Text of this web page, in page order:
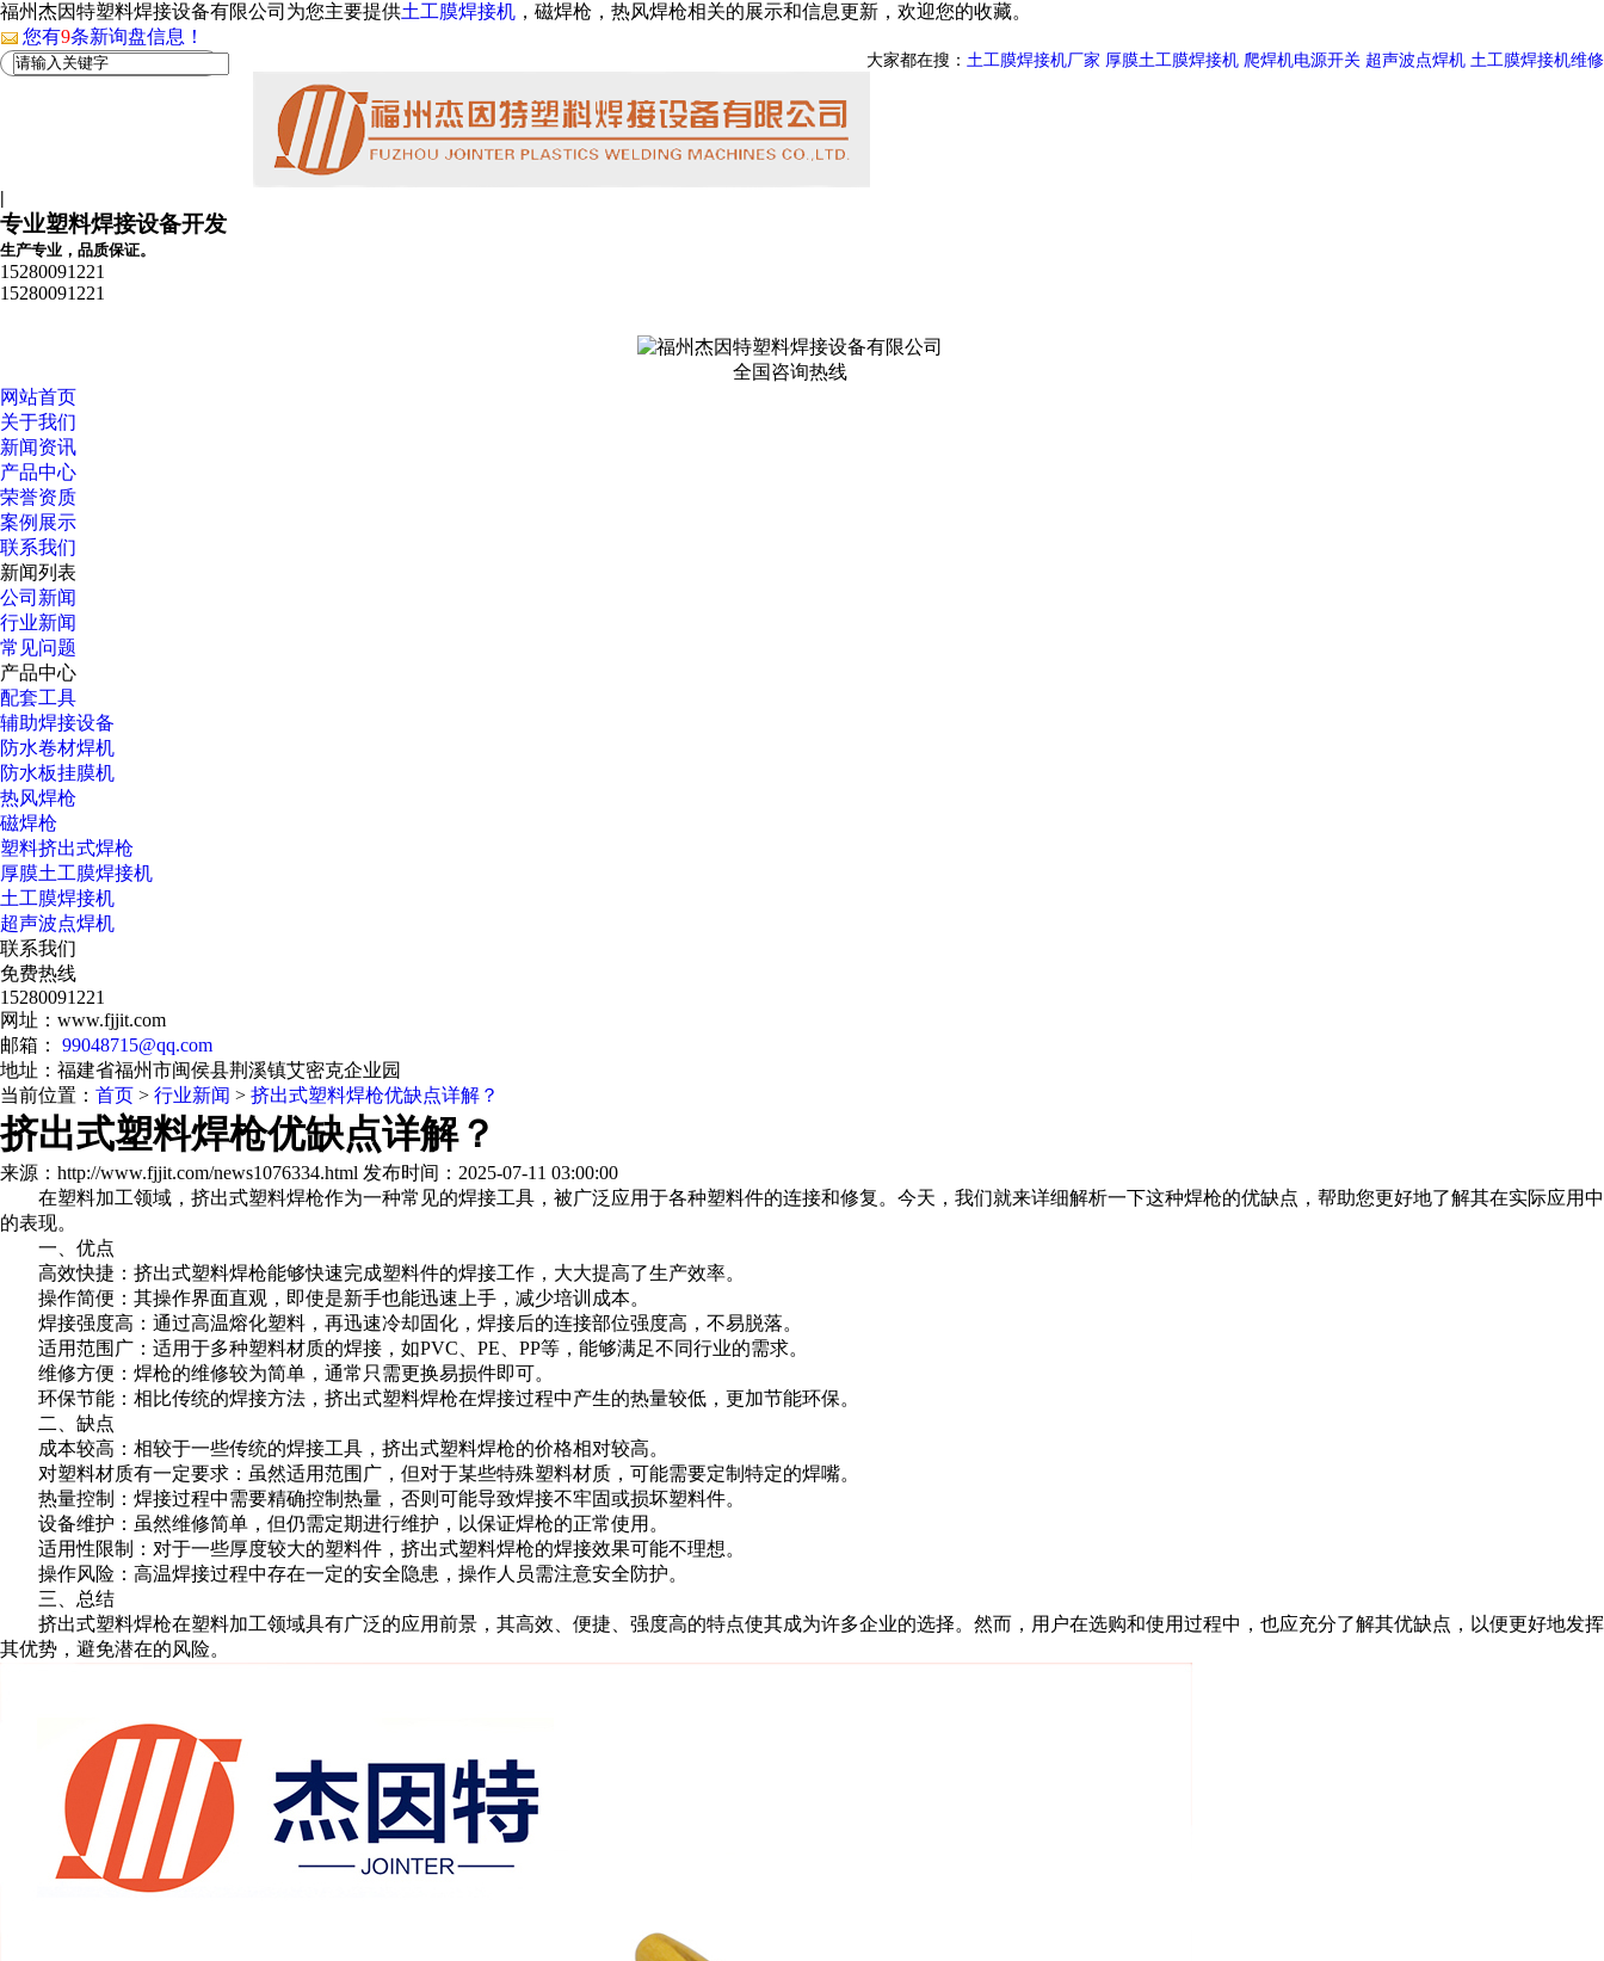
福州杰因特塑料焊接设备有限公司为您主要提供土工膜焊接机 ，磁焊枪，热风焊枪相关的展示和信息更新，欢迎您的收藏。
您有9条新询盘信息！
大家都在搜： 土工膜焊接机厂家 厚膜土工膜焊接机 爬焊机电源开关 超声波点焊机 土工膜焊接机维修
|
专业塑料焊接设备开发
生产专业，品质保证。
15280091221
15280091221
全国咨询热线
网站首页
关于我们
新闻资讯
产品中心
荣誉资质
案例展示
联系我们
新闻列表
公司新闻
行业新闻
常见问题
产品中心
配套工具
辅助焊接设备
防水卷材焊机
防水板挂膜机
热风焊枪
磁焊枪
塑料挤出式焊枪
厚膜土工膜焊接机
土工膜焊接机
超声波点焊机
联系我们
免费热线
15280091221
网址：www.fjjit.com
邮箱： 99048715@qq.com
地址：福建省福州市闽侯县荆溪镇艾密克企业园
当前位置： 首页 > 行业新闻 > 挤出式塑料焊枪优缺点详解？
挤出式塑料焊枪优缺点详解？
来源：http://www.fjjit.com/news1076334.html 发布时间：2025-07-11 03:00:00
在塑料加工领域，挤出式塑料焊枪作为一种常见的焊接工具，被广泛应用于各种塑料件的连接和修复。今天，我们就来详细解析一下这种焊枪的优缺点，帮助您更好地了解其在实际应用中
的表现。
一、优点
高效快捷：挤出式塑料焊枪能够快速完成塑料件的焊接工作，大大提高了生产效率。
操作简便：其操作界面直观，即使是新手也能迅速上手，减少培训成本。
焊接强度高：通过高温熔化塑料，再迅速冷却固化，焊接后的连接部位强度高，不易脱落。
适用范围广：适用于多种塑料材质的焊接，如PVC、PE、PP等，能够满足不同行业的需求。
维修方便：焊枪的维修较为简单，通常只需更换易损件即可。
环保节能：相比传统的焊接方法，挤出式塑料焊枪在焊接过程中产生的热量较低，更加节能环保。
二、缺点
成本较高：相较于一些传统的焊接工具，挤出式塑料焊枪的价格相对较高。
对塑料材质有一定要求：虽然适用范围广，但对于某些特殊塑料材质，可能需要定制特定的焊嘴。
热量控制：焊接过程中需要精确控制热量，否则可能导致焊接不牢固或损坏塑料件。
设备维护：虽然维修简单，但仍需定期进行维护，以保证焊枪的正常使用。
适用性限制：对于一些厚度较大的塑料件，挤出式塑料焊枪的焊接效果可能不理想。
操作风险：高温焊接过程中存在一定的安全隐患，操作人员需注意安全防护。
三、总结
挤出式塑料焊枪在塑料加工领域具有广泛的应用前景，其高效、便捷、强度高的特点使其成为许多企业的选择。然而，用户在选购和使用过程中，也应充分了解其优缺点，以便更好地发挥
其优势，避免潜在的风险。